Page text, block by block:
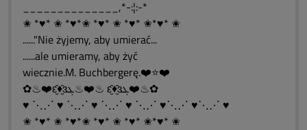
______________,*-:¦:-*
✬ *♥* ✬ *♥*✬ *♥* ✬ *♥* ✬*♥* ✬
......"Nie żyjemy, aby umierać...
......ale umieramy, aby żyć
wiecznie.M. Buchbergerę.❤️⭐❤️
✿♨❤️ԑ̮̑♦̮̑ɜܓ♨❤️♨ ԑ̮̑♦̮̑ɜܓ❤️♨✿
♥ ⋱⋰ ♥ ⋱⋰ ♥ ⋱⋰ ♥ ⋱⋰ ♥⋱⋰ ♥⋱⋰ ♥
✬ *♥* ✬ *♥*✬ *♥* ✬ *♥* ✬*♥* ✬